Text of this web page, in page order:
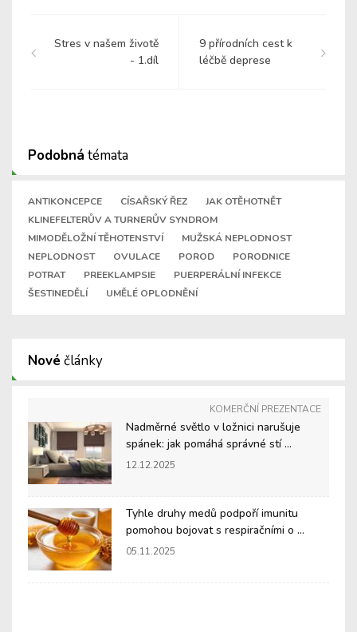
Stres v našem životě
- 1.díl
9 přírodních cest k
léčbě deprese
Podobná témata
ANTIKONCEPCE CÍSAŘSKÝ ŘEZ
JAK OTĚHOTNĚT
KLINEFELTERŮV A TURNERŮV SYNDROM
MIMODĚLOŽNÍ TĚHOTENSTVÍ
MUŽSKÁ NEPLODNOST
NEPLODNOST
OVULACE POROD
PORODNICE
POTRAT
PREEKLAMPSIE
PUERPERÁLNÍ INFEKCE
ŠESTINEDĚLÍ
UMĚLÉ OPLODNĚNÍ
Nové články
KOMERČNÍ PREZENTACE
Nadměrné světlo v ložnici narušuje
spánek: jak pomáhá správné stí ...
12.12.2025
Tyhle druhy medů podpoří imunitu
pomohou bojovat s respiračními o ...
05.11.2025